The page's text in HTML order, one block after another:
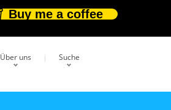
Buy me a coffee
Über uns Suche